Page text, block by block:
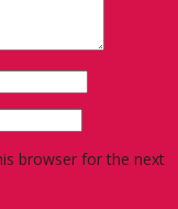
browser for the next